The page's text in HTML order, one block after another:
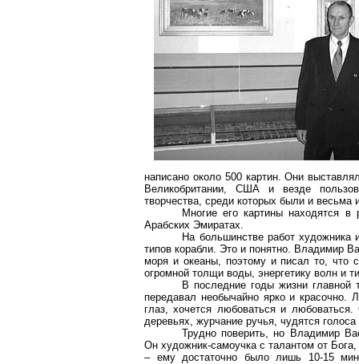
написано около 500 картин. Они
Великобритании, США и везде
творчества, среди которых были и весьма
Многие его картины находятся
Арабских Эмиратах.
На большинстве работ художника
типов корабли. Это и понятно. Владимир
моря и океаны, поэтому и писал то, что
огромной толщи воды, энергетику волн и
В последние годы жизни главной
передавал необычайно ярко и красочно.
глаз, хочется любоваться и
деревьях, журчание ручья, чудятся голоса
Трудно поверить, но Владимир
Он художник-самоучка с талантом от
– ему достаточно было лишь 10-15